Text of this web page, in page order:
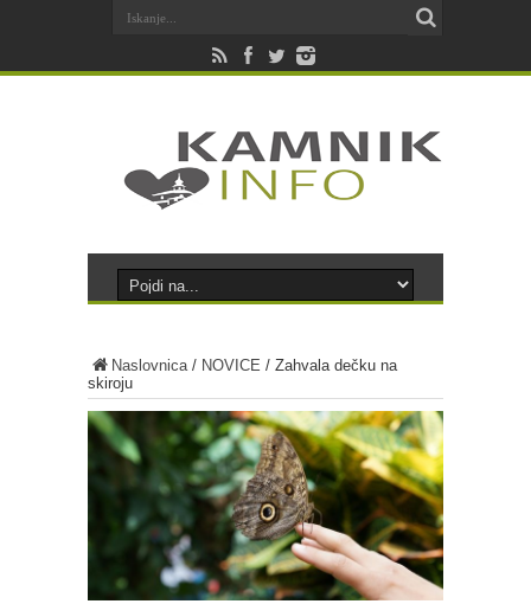
Naslovnica/ NOVICE / Zahvala dečku na
skiroju